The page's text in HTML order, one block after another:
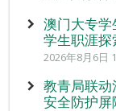
澳门大专
学生职涯探
2026年8月6日
教青局联
安全防护屏